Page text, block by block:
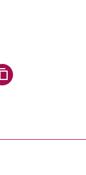
teilen
über Facebook